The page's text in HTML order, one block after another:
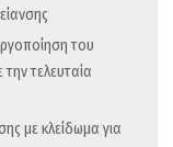
του
την τελευταία
με κλείδωμα για